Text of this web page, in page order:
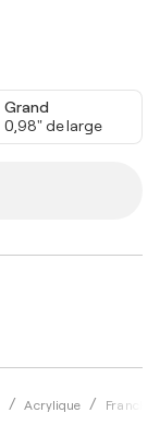
Acrylique Franck
Grand
0,98" de large